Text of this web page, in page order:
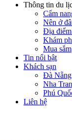
Thông tin du
Cẩm
Nên ở
Địa
Khám
Mua sắm
Tin nổi bật
Khách sạn
Đà Nẵng
Nha
Phú
Liên hệ